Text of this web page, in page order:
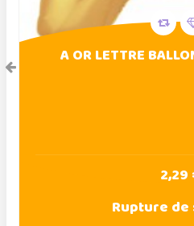
A OR LETTRE
2,29
Rupture